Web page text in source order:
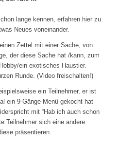
lange kennen, erfahren hier zu
Neues voneinander.
Zettel mit einer Sache, von
der diese Sache hat /kann, zum
ein exotisches Haustier.
Runde. (Video freischalten!)
ein Teilnehmer, er ist
ein 9-Gänge-Menü gekocht hat
mit “Hab ich auch schon
Teilnehmer sich eine andere
präsentieren.